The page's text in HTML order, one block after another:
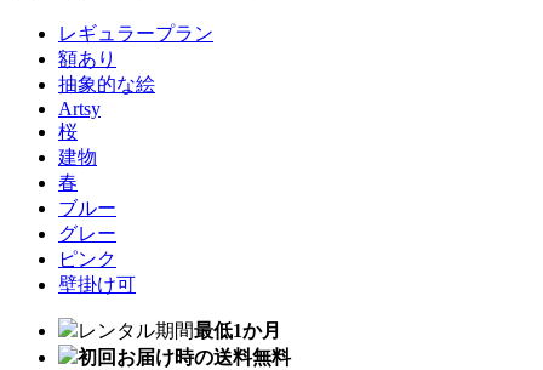
レギュラープラン
額あり
抽象的な絵
Artsy
桜
建物
春
ブルー
グレー
ピンク
壁掛け可
レンタル期間最低1か月
初回お届け時の送料無料